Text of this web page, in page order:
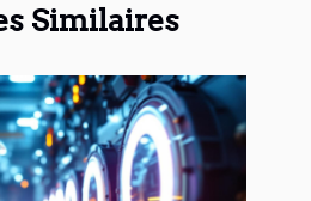
Similaires